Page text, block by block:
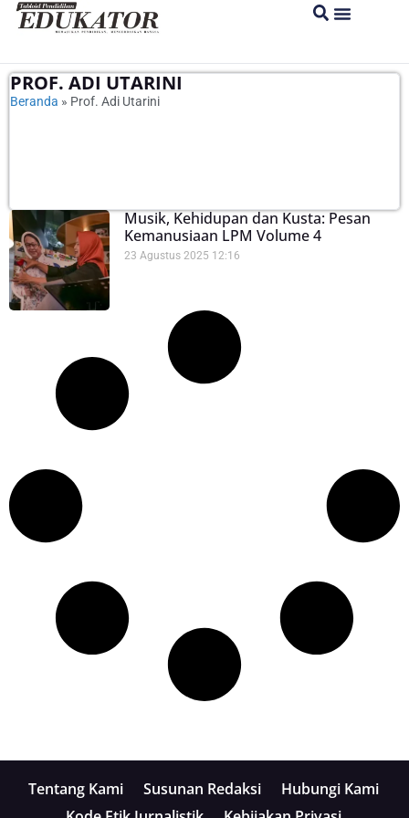
PROF. ADI UTARINI
Beranda » Prof. Adi Utarini
Musik, Kehidupan dan Kusta: Pesan
Kemanusiaan LPM Volume 4
23 Agustus 2025 12:16
Tentang Kami Susunan Redaksi
Hubungi Kami